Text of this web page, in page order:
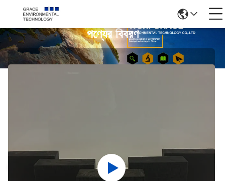
পণ্যের বিবরণ